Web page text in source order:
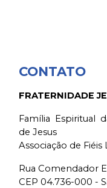
CONTATO
FRATERNIDADE
Família Espiritual
de Jesus
Associação de
Rua Comendador
CEP 04.736-000 -